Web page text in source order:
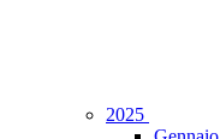
2025